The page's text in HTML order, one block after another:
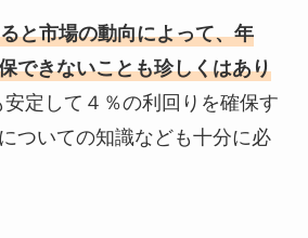
と市場の動向によって、年
できないことも珍しくはあり
定して４％の利回りを確保す
ついての知識なども十分に必